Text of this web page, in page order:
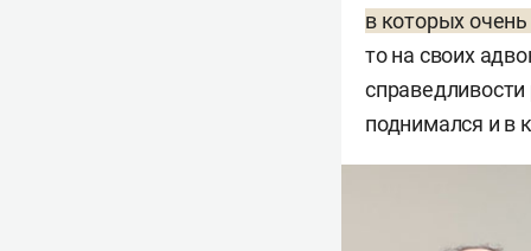
ООО «ОДС РТ»
УК РФ
виновному,
с
Как сказано в
в которых
то на своих
поднимался и в